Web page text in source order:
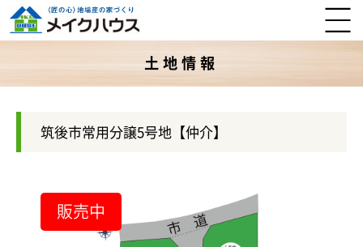
土地情報
筑後市常用分譲5号地【仲介】
販売中